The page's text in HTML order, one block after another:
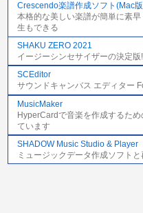
Crescendo楽譜作成ソフト(Mac
本格的な美しい楽譜が簡単に素
生もできる
SHAKU ZERO 2021
イージーシンセサイザーの決定版!
SCEditor
サウンドキャンバス エディター
MusicMaker
HyperCardで音楽を作成するた
ています
SHADOW Music Studio & Player
ミュージックデータ作成ソフトと